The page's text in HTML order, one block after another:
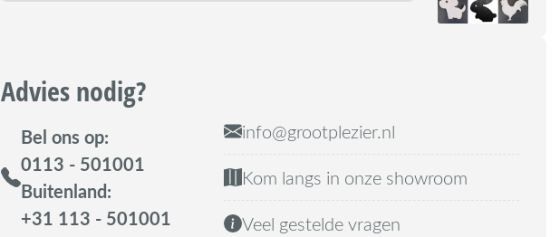
Advies nodig?
Bel ons op:
0113 - 501001
Buitenland:
+31 113 - 501001
info@grootplezier.nl
Kom langs in onze showroom
Veel gestelde vragen